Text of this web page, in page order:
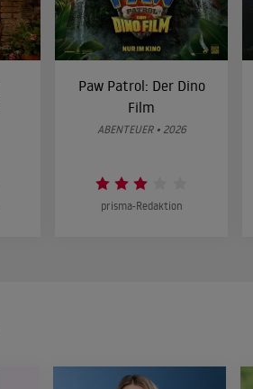
Paw Patrol: Der Dino
Film
ABENTEUER • 2026
prisma-Redaktion